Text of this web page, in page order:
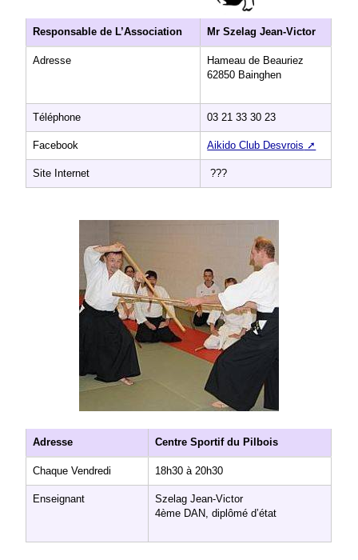
Responsable de L’Association Mr Szelag Jean-Victor
Adresse
Hameau de Beauriez
62850 Bainghen
Téléphone 03 21 33 30 23
Facebook Aikido Club Desvrois
Site Internet ???
Adresse Centre Sportif du Pilbois
Chaque Vendredi 18h30 à 20h30
Enseignant
Szelag Jean-Victor
4ème DAN, diplômé d’état